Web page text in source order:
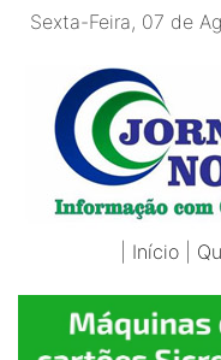
Sexta-Feira, 07 de
Início